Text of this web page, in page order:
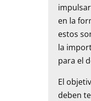
en la
estos
la
para el
El
deben